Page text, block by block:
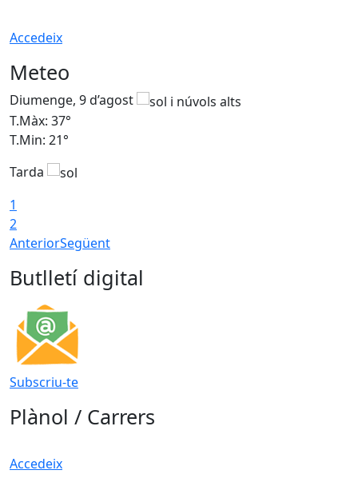
Accedeix
Meteo
Diumenge, 9 d’agost
T.Màx: 37°
T.Min: 21°
Tarda
1
2
AnteriorSegüent
Butlletí digital
Subscriu-te
Plànol / Carrers
Accedeix